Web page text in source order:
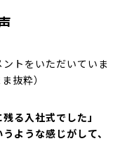
トをいただいていま
抜粋）
る入社式でした」
ような感じがして、